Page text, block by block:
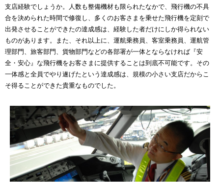
支店経験でしょうか。人数も整備機材も限られたなかで、飛行機の不具
合を決められた時間で修復し、多くのお客さまを乗せた飛行機を定刻で
出発させることができたの達成感は、経験した者だけにしか得られない
ものがあります。また、それ以上に、運航乗務員、客室乗務員、運航管
理部門、旅客部門、貨物部門などの各部署が一体とならなければ『安
全・安心』な飛行機をお客さまに提供することは到底不可能です。その
一体感と全員でやり遂げたという達成感は、規模の小さい支店だからこ
そ得ることができた貴重なものでした。